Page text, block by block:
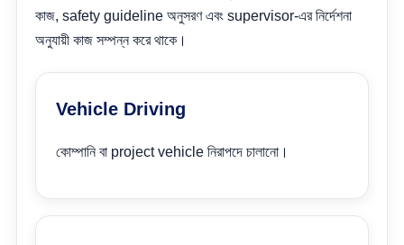
কাজ, safety guideline অনুসরণ এবং supervisor-এর নির্দেশনা
অনুযায়ী কাজ সম্পন্ন করে থাকে।
Vehicle Driving
কোম্পানি বা project vehicle নিরাপদে চালানো।